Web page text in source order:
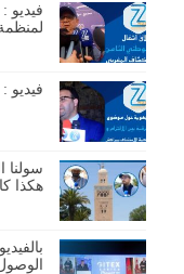
فيديو
فيديو
سولنا
هكذا